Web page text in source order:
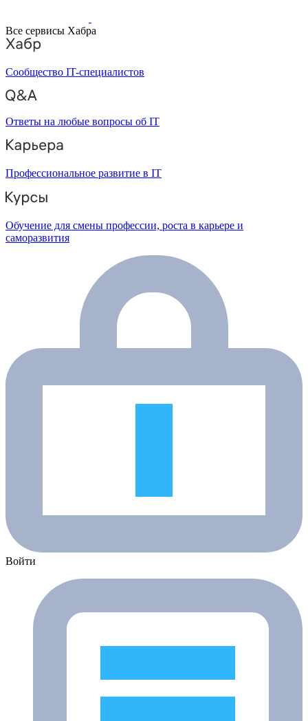
Все сервисы Хабра
Сообщество IT-специалистов
Ответы на любые вопросы об IT
Профессиональное развитие в IT
Обучение для смены профессии, роста в карьере и
саморазвития
Войти